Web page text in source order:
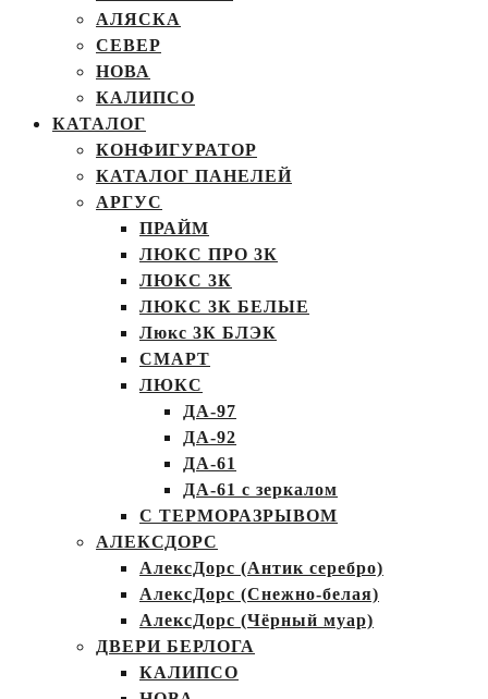
АЛЯСКА
СЕВЕР
НОВА
КАЛИПСО
КАТАЛОГ
КОНФИГУРАТОР
КАТАЛОГ ПАНЕЛЕЙ
АРГУС
ПРАЙМ
ЛЮКС ПРО 3К
ЛЮКС 3К
ЛЮКС 3К БЕЛЫЕ
Люкс 3К БЛЭК
СМАРТ
ЛЮКС
ДА-97
ДА-92
ДА-61
ДА-61 с зеркалом
С ТЕРМОРАЗРЫВОМ
АЛЕКСДОРС
АлексДорс (Антик серебро)
АлексДорс (Снежно-белая)
АлексДорс (Чёрный муар)
ДВЕРИ БЕРЛОГА
КАЛИПСО